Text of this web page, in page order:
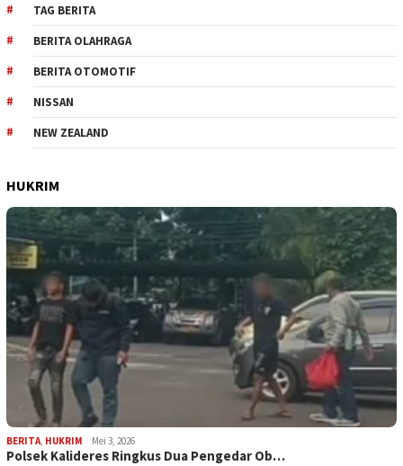
TAG BERITA
BERITA OLAHRAGA
BERITA OTOMOTIF
NISSAN
NEW ZEALAND
HUKRIM
BERITA, HUKRIM Mei 3, 2026
Polsek Kalideres Ringkus Dua Pengedar Ob…